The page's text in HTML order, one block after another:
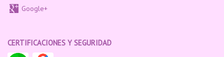
Google+
CERTIFICACIONES Y SEGURIDAD